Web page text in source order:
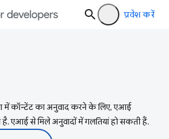
प्रवेश करें
में कॉन्टेंट का अनुवाद करने के लिए, एआई
एआई से मिले अनुवादों में गलतियां हो सकती हैं.